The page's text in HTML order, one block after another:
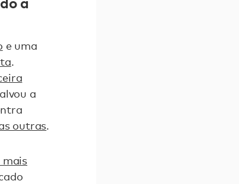
e uma
.
a
outras.
mais